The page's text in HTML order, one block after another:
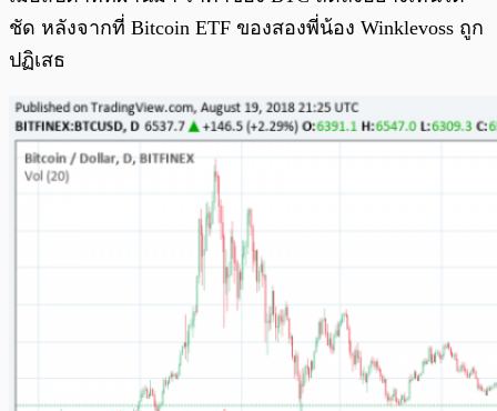
ชัด หลังจากที่ Bitcoin ETF ของสองพี่น้อง Winklevoss ถูก
ปฏิเสธ